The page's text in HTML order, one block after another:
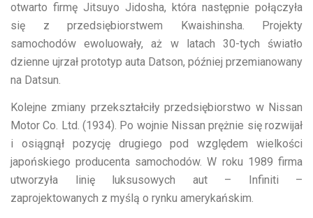
otwarto firmę Jitsuyo Jidosha, która następnie połączyła
się z przedsiębiorstwem Kwaishinsha. Projekty
samochodów ewoluowały, aż w latach 30-tych światło
dzienne ujrzał prototyp auta Datson, później przemianowany
na Datsun.
Kolejne zmiany przekształciły przedsiębiorstwo w Nissan
Motor Co. Ltd. (1934). Po wojnie Nissan prężnie się rozwijał
i osiągnął pozycję drugiego pod względem wielkości
japońskiego producenta samochodów. W roku 1989 firma
utworzyła linię luksusowych aut – Infiniti –
zaprojektowanych z myślą o rynku amerykańskim.